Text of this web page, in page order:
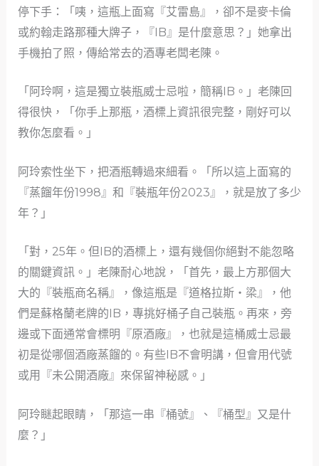
停下手：「咦，這瓶上面寫『艾雷島』，卻不是麥卡倫
或約翰走路那種大牌子，『IB』是什麼意思？」她拿出
手機拍了照，傳給常去的酒專老闆老陳。
「阿玲啊，這是獨立裝瓶威士忌啦，簡稱IB。」老陳回
得很快，「你手上那瓶，酒標上資訊很完整，剛好可以
教你怎麼看。」
阿玲索性坐下，把酒瓶轉過來細看。「所以這上面寫的
『蒸餾年份1998』和『裝瓶年份2023』，就是放了多少
年？」
「對，25年。但IB的酒標上，還有幾個你絕對不能忽略
的關鍵資訊。」老陳耐心地說，「首先，最上方那個大
大的『裝瓶商名稱』，像這瓶是『道格拉斯‧梁』，他
們是蘇格蘭老牌的IB，專挑好桶子自己裝瓶。再來，旁
邊或下面通常會標明『原酒廠』，也就是這桶威士忌最
初是從哪個酒廠蒸餾的。有些IB不會明講，但會用代號
或用『未公開酒廠』來保留神秘感。」
阿玲瞇起眼睛，「那這一串『桶號』、『桶型』又是什
麼？」